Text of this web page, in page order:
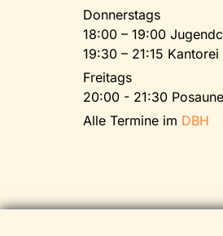
Donnerstags
18:00 – 19:00
19:30 – 21:15 Kantorei
Freitags
20:00 - 21:30
Alle Termine im DBH